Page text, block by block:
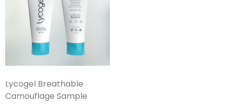
Lycogel Breathable
Camouflage Sample